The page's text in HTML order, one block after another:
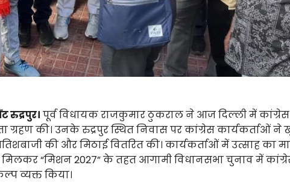
रुद्रपुर। पूर्व विधायक राजकुमार ठुकराल ने आज दिल्ली में कांग्रेस
ग्रहण की। उनके रुद्रपुर स्थित निवास पर कांग्रेस कार्यकर्ताओं
की और मिठाई वितरित की। कार्यकर्ताओं में उत्साह का
“मिशन 2027” के तहत आगामी विधानसभा चुनाव में
व्यक्त किया।